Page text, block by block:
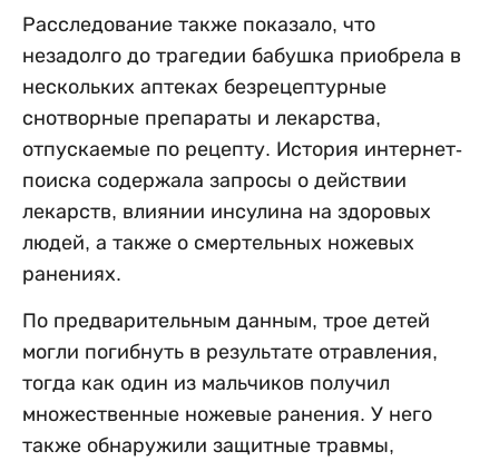
Расследование также показало, что
незадолго до трагедии бабушка приобрела в
нескольких аптеках безрецептурные
снотворные препараты и лекарства,
отпускаемые по рецепту. История интернет-
поиска содержала запросы о действии
лекарств, влиянии инсулина на здоровых
людей, а также о смертельных ножевых
ранениях.
По предварительным данным, трое детей
могли погибнуть в результате отравления,
тогда как один из мальчиков получил
множественные ножевые ранения. У него
также обнаружили защитные травмы,